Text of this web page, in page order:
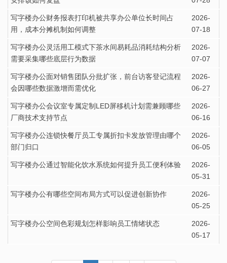
写字楼办公财务报表打印机被共享办公单位长时间占
用，成本分摊机制如何调整
2026-
07-18
写字楼办公灵活用工模式下茶水间易耗品消耗结构分析
需要采集哪些底层行为数据
2026-
07-07
写字楼办公面对销售团队分批扩张，前台访客登记流程
会因哪些数据激增而需优化
2026-
06-27
写字楼办公会议室专属定制LED屏移机计划需兼顾哪些
厂商技术支持节点
2026-
06-16
写字楼办公连锁快餐厅员工专属折扣卡发放管理由哪个
部门归口
2026-
06-05
写字楼办公通过智能化饮水系统如何提升员工便利体验
2026-
05-31
写字楼办公有哪些空间布局方式可以促进创新协作
2026-
05-25
写字楼办公空间色彩规划怎样影响员工情绪状态
2026-
05-17